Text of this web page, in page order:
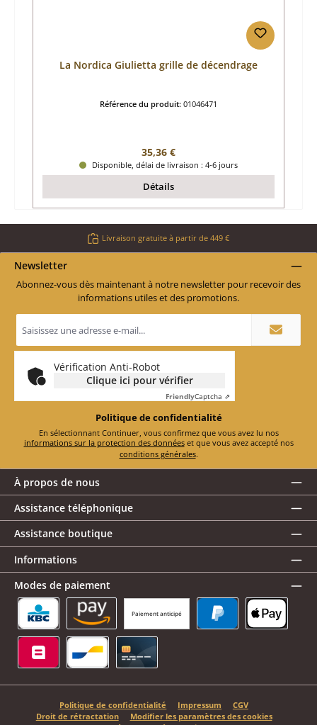
La Nordica Giulietta grille de décendrage
Référence du produit: 01046471
Prix régulier :
35,36 €
Disponible, délai de livraison : 4-6 jours
Détails
Livraison gratuite à partir de 449 €
Newsletter
Abonnez-vous dès maintenant à notre newsletter pour recevoir des
informations utiles et des promotions.
e-
mail
*
Vérification Anti-Robot
Clique ici pour vérifier
FriendlyCaptcha ⇗
Politique de confidentialité
En sélectionnant Continuer, vous confirmez que vous avez lu nos
informations sur la protection des données
et que vous avez accepté nos
conditions générales.
À propos de nous
Assistance téléphonique
Assistance boutique
Informations
Modes de paiement
Paiement anticipé
KBC/CBC Payment Button
Amazon Pay
Politique de confidentialité Impressum
CGV
Droit de rétractation
Modifier les paramètres des cookies